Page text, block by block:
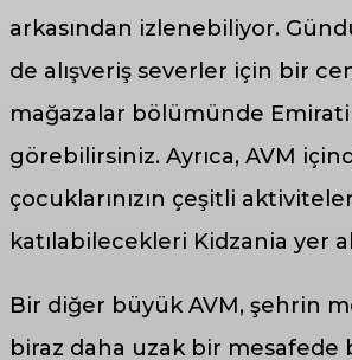
arkasından izlenebiliyor.
de alışveriş severler için bir
mağazalar bölümünde
görebilirsiniz. Ayrıca, AVM
çocuklarınızın çeşitli
katılabilecekleri Kidzania yer
Bir diğer büyük AVM, şehrin
biraz daha uzak bir mesafede